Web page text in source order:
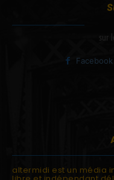
sur
Facebook
altermidi est un média